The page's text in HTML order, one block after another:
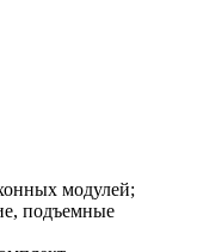
модулей;
подъемные